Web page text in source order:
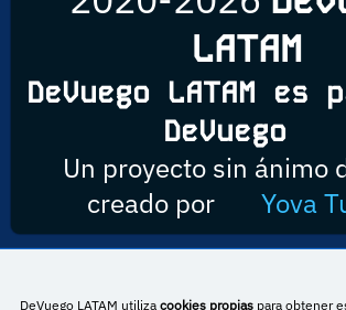
LATAM
DeVuego LATAM es
DeVuego
Un proyecto sin ánimo
creado por
Yova
Esta obra está bajo una licencia de Creative
DeVuego LATAM utiliza cookies propiaspara obtener